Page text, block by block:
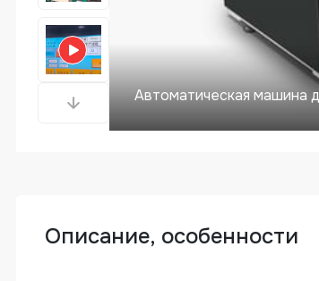
Автоматическая машина
Описание, особенности